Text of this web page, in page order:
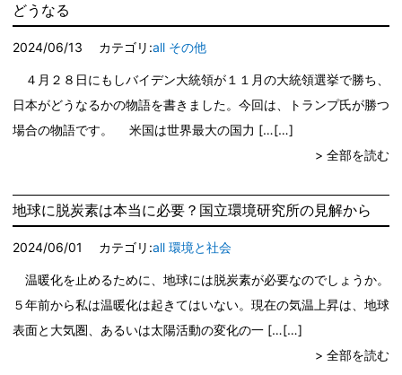
どうなる
2024/06/13 カテゴリ:all その他
４月２８日にもしバイデン大統領が１１月の大統領選挙で勝ち、
日本がどうなるかの物語を書きました。今回は、トランプ氏が勝つ
場合の物語です。 米国は世界最大の国力 […
> 全部を読む
地球に脱炭素は本当に必要？国立環境研究所の見解から
2024/06/01 カテゴリ:all 環境と社会
温暖化を止めるために、地球には脱炭素が必要なのでしょうか。
５年前から私は温暖化は起きてはいない。現在の気温上昇は、地球
表面と大気圏、あるいは太陽活動の変化の一 […
> 全部を読む